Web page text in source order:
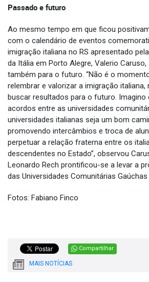
Passado e futuro
Ao mesmo tempo em que ficou
com o calendário de eventos
imigração italiana no RS apresentado
da Itália em Porto Alegre, Valerio
também para o futuro. “Não é o
relembrar e valorizar a imigração italiana,
buscar resultados para o futuro. Imagino
acordos entre as universidades
universidades italianas seja um bom
promovendo intercâmbios e troca de
perpetuar a relação fraterna entre os
descendentes no Estado”, observou
Leonardo Rech prontificou-se a levar a
das Universidades Comunitárias
Fotos: Fabiano Finco
Compartilhar
MAIS NOTÍCIAS